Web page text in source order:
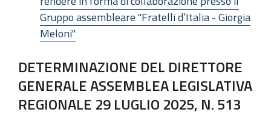
Gruppo assembleare "Fratelli d’Italia - Giorgia
Meloni"
DETERMINAZIONE DEL DIRETTORE
GENERALE ASSEMBLEA LEGISLATIVA
REGIONALE 29 LUGLIO 2025, N. 513